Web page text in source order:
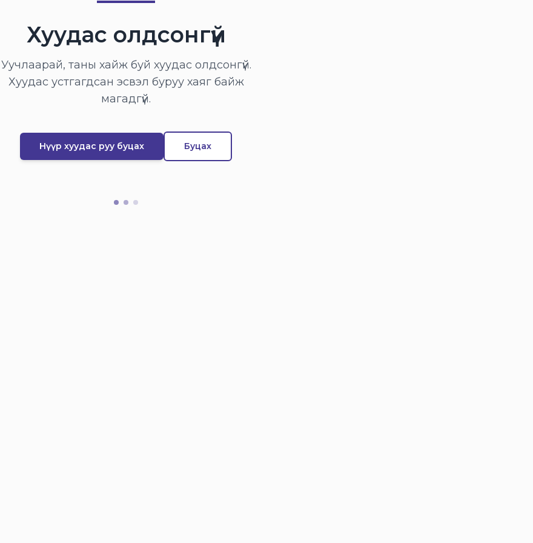
Хуудас олдсонгүй
Уучлаарай, таны хайж буй хуудас олдсонгүй.
Хуудас устгагдсан эсвэл буруу хаяг байж
магадгүй.
Нүүр хуудас руу буцах Буцах